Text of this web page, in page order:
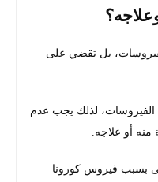
بل تقضي على
كورونا المستجد-2019 من الفيروسات، لذلك يجب عدم
منه أو علاجه.
بسبب فيروس كورونا